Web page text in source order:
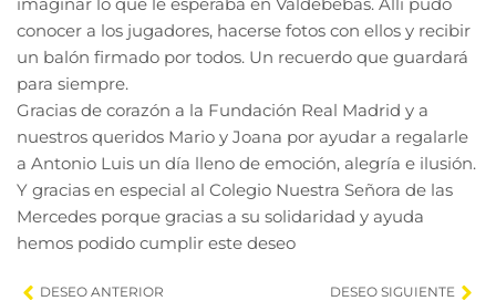
conocer a los jugadores, hacerse fotos con ellos y recibir
un balón firmado por todos. Un recuerdo que guardará
para siempre.
Gracias de corazón a la Fundación Real Madrid y a
nuestros queridos Mario y Joana por ayudar a regalarle
a Antonio Luis un día lleno de emoción, alegría e ilusión.
Y gracias en especial al Colegio Nuestra Señora de las
Mercedes porque gracias a su solidaridad y ayuda
hemos podido cumplir este deseo
DESEO ANTERIOR DESEO SIGUIENTE